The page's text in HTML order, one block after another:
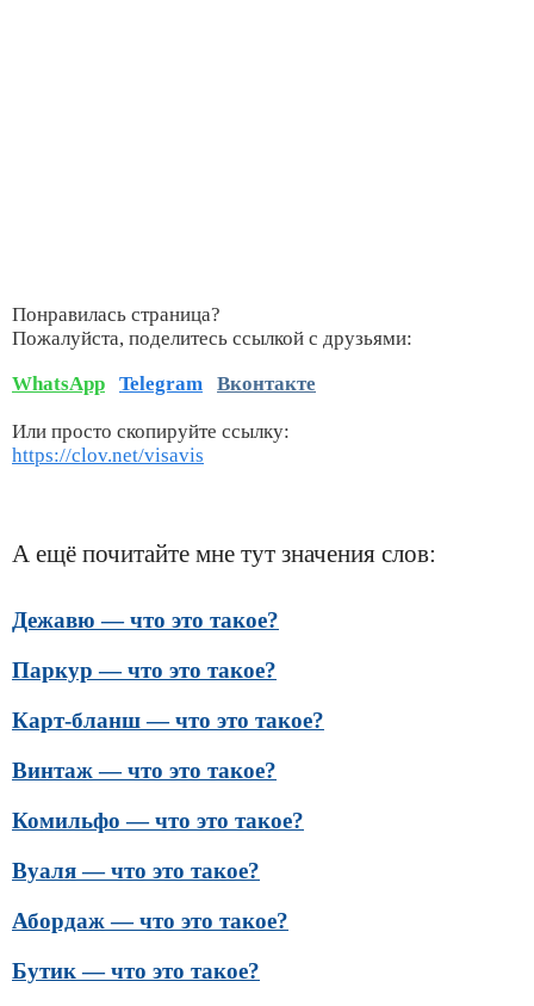
Понравилась страница?
Пожалуйста, поделитесь ссылкой с друзьями:
WhatsApp
Telegram Вконтакте
Или просто скопируйте ссылку:
https://clov.net/visavis
А ещё почитайте мне тут значения слов:
Дежавю — что это такое?
Паркур — что это такое?
Карт-бланш — что это такое?
Винтаж — что это такое?
Комильфо — что это такое?
Вуаля — что это такое?
Абордаж — что это такое?
Бутик — что это такое?